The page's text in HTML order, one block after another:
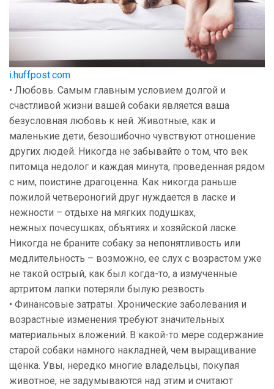
i.huffpost.com
• Любовь. Самым главным условием долгой и
счастливой жизни вашей собаки является ваша
безусловная любовь к ней. Животные, как и
маленькие дети, безошибочно чувствуют отношение
других людей. Никогда не забывайте о том, что век
питомца недолог и каждая минута, проведенная рядом
с ним, поистине драгоценна. Как никогда раньше
пожилой четвероногий друг нуждается в ласке и
нежности – отдыхе на мягких подушках,
нежных почесушках, объятиях и хозяйской ласке.
Никогда не браните собаку за непонятливость или
медлительность – возможно, ее слух с возрастом уже
не такой острый, как был когда-то, а измученные
артритом лапки потеряли былую резвость.
• Финансовые затраты. Хронические заболевания и
возрастные изменения требуют значительных
материальных вложений. В какой-то мере содержание
старой собаки намного накладней, чем выращивание
щенка. Увы, нередко многие владельцы, покупая
животное, не задумываются над этим и считают